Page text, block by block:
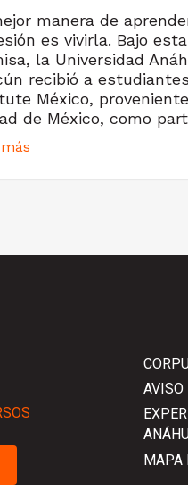
manera de
es vivirla. Bajo esta
la Universidad
recibió a
México,
de México, como
AVISO
MAPA